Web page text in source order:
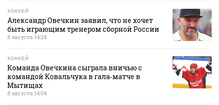
ХОККЕЙ
Александр Овечкин заявил, что не хочет
быть играющим тренером сборной России
8 августа 14:24
ХОККЕЙ
Команда Овечкина сыграла вничью с
командой Ковальчука в гала‑матче в
Мытищах
8 августа 14:04